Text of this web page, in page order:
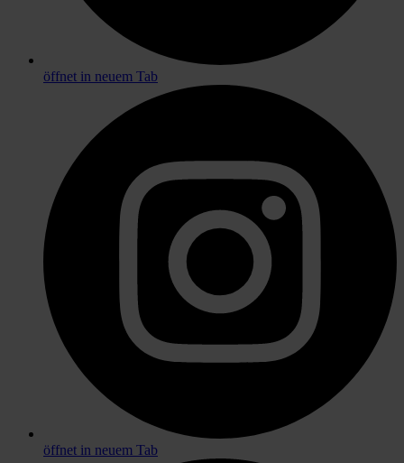
öffnet in neuem Tab
öffnet in neuem Tab